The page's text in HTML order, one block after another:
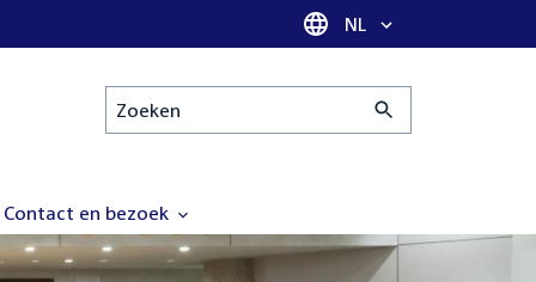
Taal selectie
NL
Zoeken
Contact en bezoek